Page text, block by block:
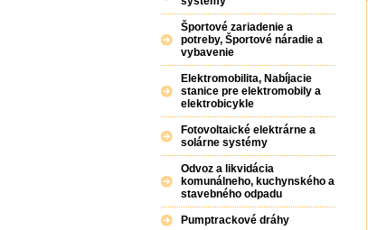
Športové zariadenie a
potreby, Športové náradie a
vybavenie
Elektromobilita, Nabíjacie
stanice pre elektromobily a
elektrobicykle
Fotovoltaické elektrárne a
solárne systémy
Odvoz a likvidácia
komunálneho, kuchynského a
stavebného odpadu
Pumptrackové dráhy